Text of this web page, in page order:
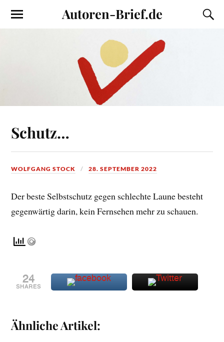
Autoren-Brief.de
Schutz…
WOLFGANG STOCK 28. SEPTEMBER 2022
Der beste Selbstschutz gegen schlechte Laune besteht
gegenwärtig darin, kein Fernsehen mehr zu schauen.
24
SHARES
Ähnliche Artikel: